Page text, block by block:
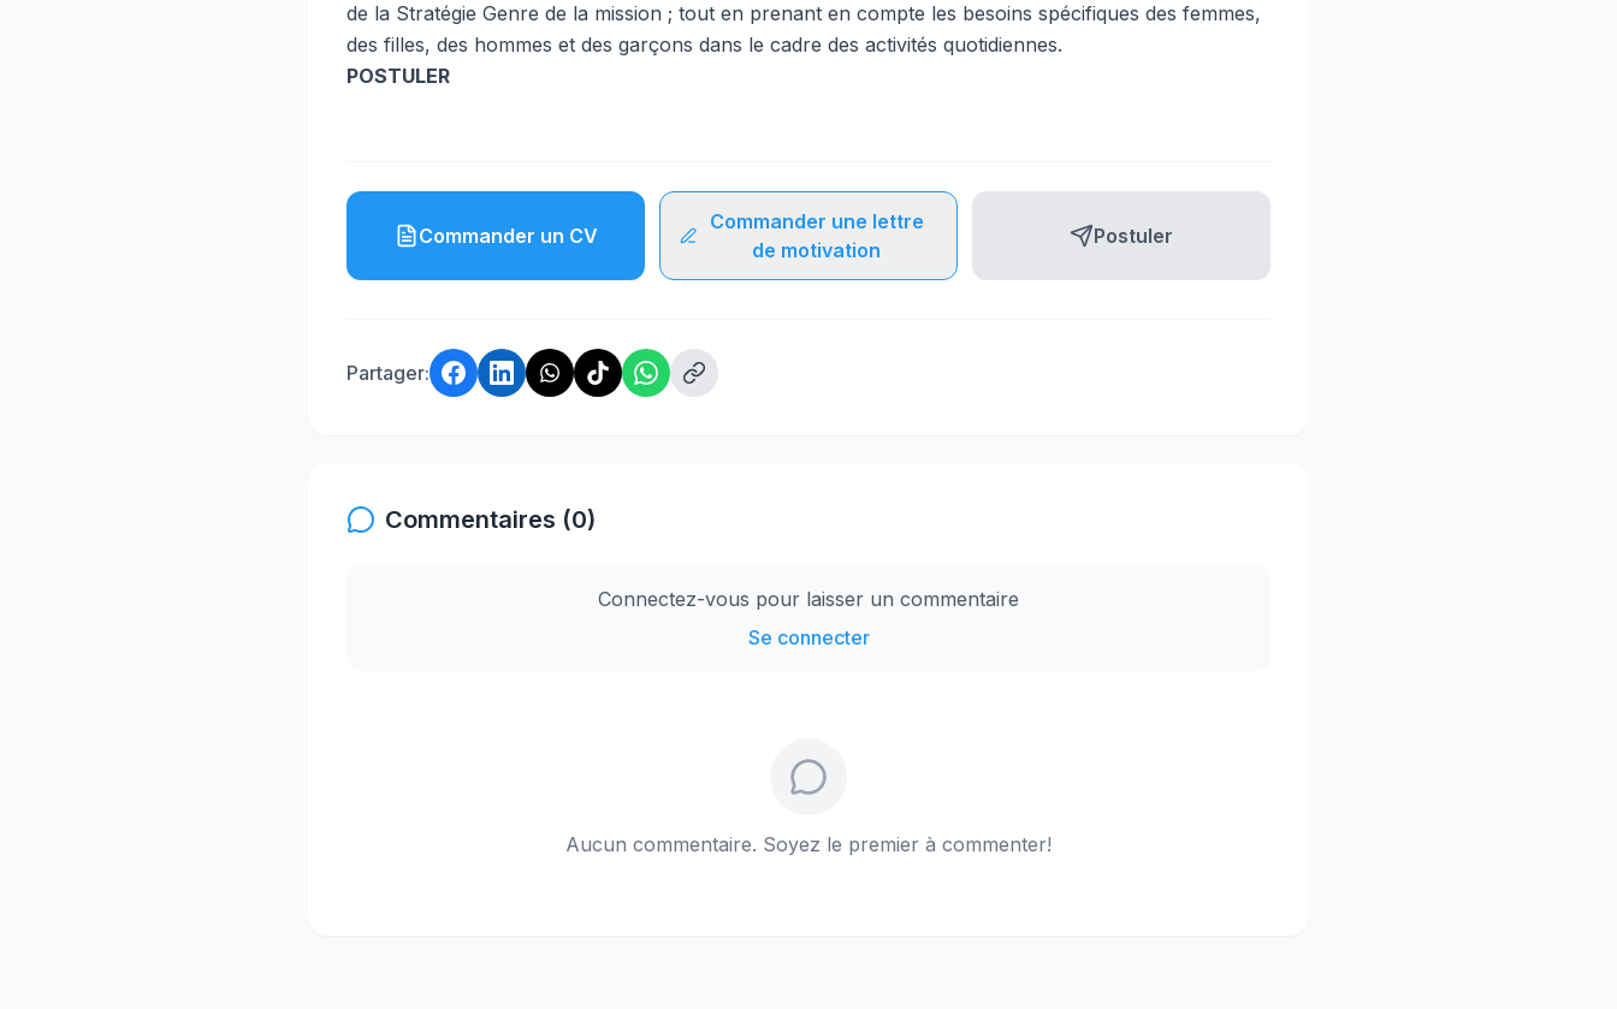
de la Stratégie Genre de la mission ; tout en prenant en compte les besoins spécifiques des femmes,
des filles, des hommes et des garçons dans le cadre des activités quotidiennes.
POSTULER
Commander un CV
Commander une lettre
de motivation
Postuler
Partager:
Commentaires (0)
Connectez-vous pour laisser un commentaire
Se connecter
Aucun commentaire. Soyez le premier à commenter!